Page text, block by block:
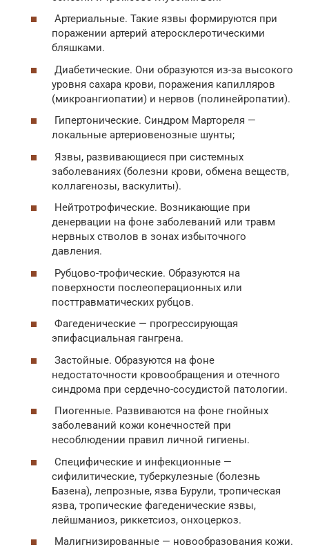
Артериальные. Такие язвы формируются при
поражении артерий атеросклеротическими
бляшками.
Диабетические. Они образуются из-за высокого
уровня сахара крови, поражения капилляров
(микроангиопатии) и нервов (полинейропатии).
Гипертонические. Синдром Мартореля —
локальные артериовенозные шунты;
Язвы, развивающиеся при системных
заболеваниях (болезни крови, обмена веществ,
коллагенозы, васкулиты).
Нейтротрофические. Возникающие при
денервации на фоне заболеваний или травм
нервных стволов в зонах избыточного
давления.
Рубцово-трофические. Образуются на
поверхности послеоперационных или
посттравматических рубцов.
Фагеденические — прогрессирующая
эпифасциальная гангрена.
Застойные. Образуются на фоне
недостаточности кровообращения и отечного
синдрома при сердечно-сосудистой патологии.
Пиогенные. Развиваются на фоне гнойных
заболеваний кожи конечностей при
несоблюдении правил личной гигиены.
Специфические и инфекционные —
сифилитические, туберкулезные (болезнь
Базена), лепрозные, язва Бурули, тропическая
язва, тропические фагеденические язвы,
лейшманиоз, риккетсиоз, онхоцеркоз.
Малигнизированные — новообразования кожи.